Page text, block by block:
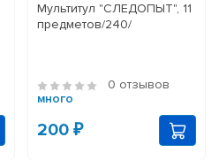
Мультитул "СЛЕДОПЫТ", 11
предметов/240/
0 отзывов
много
200 ₽